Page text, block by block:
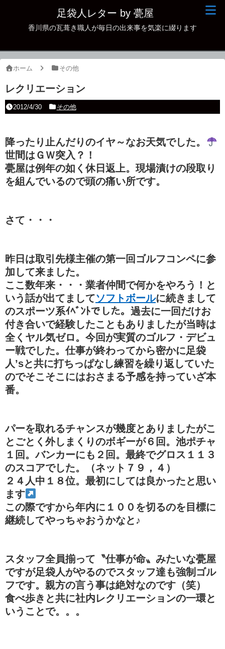
足袋人レター by 甍屋
香川県の瓦葺き職人が毎日の出来事を気楽に綴ります
ホーム その他
レクリエーション
2012/4/30 その他
降ったり止んだりのイヤ～なお天気でした。
世間はＧＷ突入？！
甍屋は例年の如く休日返上。現場漬けの段取り
を組んでいるので頭の痛い所です。
さて・・・
昨日は取引先様主催の第一回ゴルフコンペに参
加して来ました。
ここ数年来・・・業者仲間で何かをやろう！と
いう話が出てましてソフトボールに続きまして
のスポーツ系ｲﾍﾞﾝﾄでした。過去に一回だけお
付き合いで経験したこともありましたが当時は
全くヤル気ゼロ。今回が実質のゴルフ・デビュ
ー戦でした。仕事が終わってから密かに足袋
人’sと共に打ちっぱなし練習を繰り返していた
のでそこそこにはおさまる予感を持っていざ本
番。
パーを取れるチャンスが幾度とありましたがこ
とごとく外しまくりのボギーが６回。池ポチャ
１回。バンカーにも２回。最終でグロス１１３
のスコアでした。（ネット７９，４）
２４人中１８位。最初にしては良かったと思い
ます
この際ですから年内に１００を切るのを目標に
継続してやっちゃおうかなと♪
スタッフ全員揃って〝仕事が命〟みたいな甍屋
ですが足袋人がやるのでスタッフ達も強制ゴル
フです。親方の言う事は絶対なのです（笑）
食べ歩きと共に社内レクリエーションの一環と
いうことで。。。
現場日記
古瓦
本日の一品
その他